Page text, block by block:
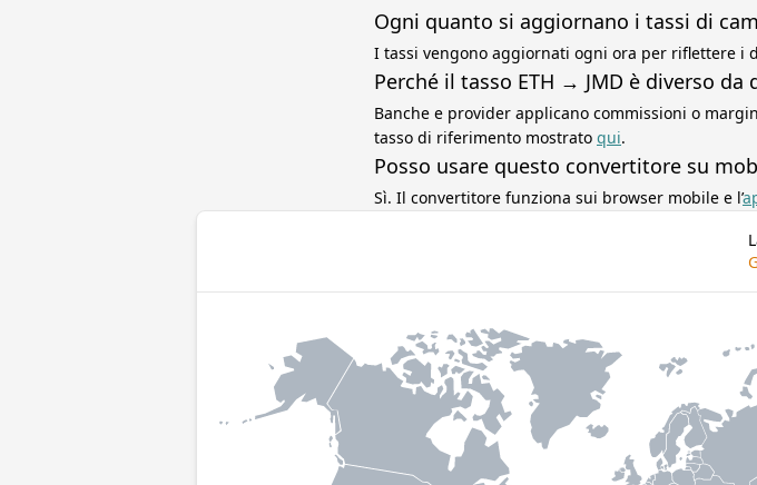
Ogni quanto si aggiornano i tassi di
I tassi vengono aggiornati ogni ora per riflettere i
Perché il tasso ETH → JMD è diverso da
Banche e provider applicano commissioni o
tasso di riferimento mostrato qui.
Posso usare questo convertitore su
Sì. Il convertitore funziona sui browser mobile e l’